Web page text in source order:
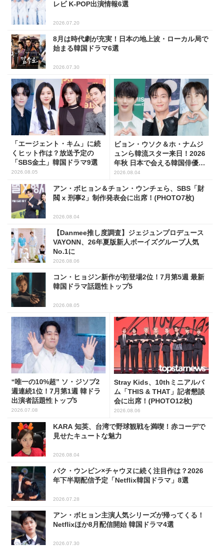
レビ K-POP出演情報6選
2026.07.20
8月は時代劇が充実！日本の地上波・ローカル局で
始まる韓国ドラマ6選
2026.07.30
「エージェント・キム」に続
くヒット作は？放送予定の
「SBS金土」韓国ドラマ9選
2026.08.05
ビョン・ウソク＆ホ・ナムジ
ュンら韓流スター来日！2026
年秋 日本で会える韓国俳優10
人
2026.08.04
アン・ボヒョン＆チョン・ウンチェら、SBS「財
閥 x 刑事2」制作発表会に出席！(PHOTO7枚)
2026.08.04
【Danmee推し度調査】ジェジュンプロデュース
VAYONN、26年夏版新人ボーイズグループ人気
No.1に
2026.08.06
コン・ヒョジン新作が初登場2位！7月第5週 最新
韓国ドラマ話題性トップ5
2026.08.05
“唯一の10%超” ソ・ジソブ2
週連続1位！7月第1週 韓ドラ
出演者話題性トップ5
2026.07.08
Stray Kids、10thミニアルバ
ム「THIS & THAT」記者懇談
会に出席！(PHOTO12枚)
2026.08.06
KARA 知英、台湾で野球観戦を満喫！赤コーデで
見せたキュートな魅力
2026.08.04
パク・ウンビン×チャウヌに続く注目作は？2026
年下半期配信予定「Netflix韓国ドラマ」8選
2026.07.28
アン・ボヒョン主演人気シリーズが帰ってくる！
Netflixほか8月配信開始 韓国ドラマ4選
2026.07.30